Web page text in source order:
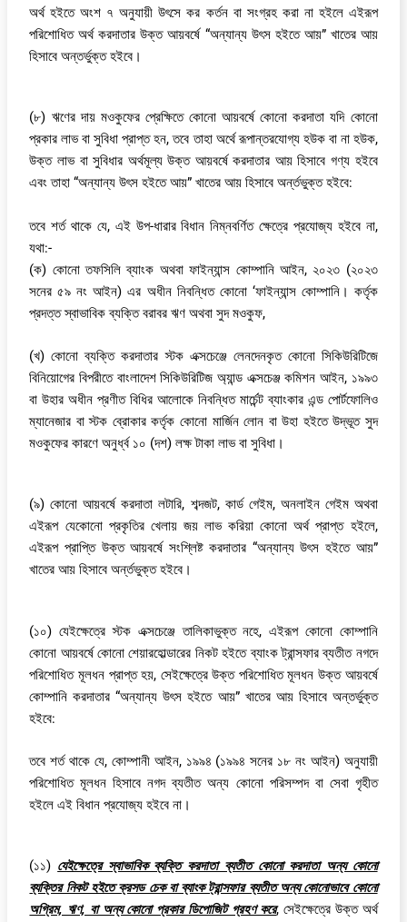
অর্থ হইতে অংশ ৭ অনুযায়ী উৎসে কর কর্তন বা সংগ্রহ করা না হইলে এইরূপ
পরিশোধিত অর্থ করদাতার উক্ত আয়বর্ষে “অন্যান্য উৎস হইতে আয়” খাতের আয়
হিসাবে অন্তর্ভুক্ত হইবে।
(৮) ঋণের দায় মওকুফের প্রেক্ষিতে কোনো আয়বর্ষে কোনো করদাতা যদি কোনো
প্রকার লাভ বা সুবিধা প্রাপ্ত হন, তবে তাহা অর্থে রূপান্তরযোগ্য হউক বা না হউক,
উক্ত লাভ বা সুবিধার অর্থমূল্য উক্ত আয়বর্ষে করদাতার আয় হিসাবে গণ্য হইবে
এবং তাহা “অন্যান্য উৎস হইতে আয়” খাতের আয় হিসাবে অর্ন্তভুক্ত হইবে:
তবে শর্ত থাকে যে, এই উপ-ধারার বিধান নিম্নবর্ণিত ক্ষেত্রে প্রযোজ্য হইবে না,
যথা:-
(ক) কোনো তফসিলি ব্যাংক অথবা ফাইন্যান্স কোম্পানি আইন, ২০২৩ (২০২৩
সনের ৫৯ নং আইন) এর অধীন নিবন্ধিত কোনো ‘ফাইন্যান্স কোম্পানি। কর্তৃক
প্রদত্ত স্বাভাবিক ব্যক্তি বরাবর ঋণ অথবা সুদ মওকুফ,
(খ) কোনো ব্যক্তি করদাতার স্টক এক্সচেঞ্জে লেনদেনকৃত কোনো সিকিউরিটিজে
বিনিয়োগের বিপরীতে বাংলাদেশ সিকিউরিটিজ অ্যান্ড এক্সচেঞ্জ কমিশন আইন, ১৯৯৩
বা উহার অধীন প্রণীত বিধির আলোকে নিবন্ধিত মার্চেন্ট ব্যাংকার এন্ড পোর্টফোলিও
ম্যানেজার বা স্টক ব্রোকার কর্তৃক কোনো মার্জিন লোন বা উহা হইতে উদ্ভূত সুদ
মওকুফের কারণে অনুর্ধ্ব ১০ (দশ) লক্ষ টাকা লাভ বা সুবিধা।
(৯) কোনো আয়বর্ষে করদাতা লটারি, শব্দজট, কার্ড গেইম, অনলাইন গেইম অথবা
এইরূপ যেকোনো প্রকৃতির খেলায় জয় লাভ করিয়া কোনো অর্থ প্রাপ্ত হইলে,
এইরূপ প্রাপ্তি উক্ত আয়বর্ষে সংশ্লিষ্ট করদাতার “অন্যান্য উৎস হইতে আয়”
খাতের আয় হিসাবে অর্ন্তভুক্ত হইবে।
(১০) যেইক্ষেত্রে স্টক এক্সচেঞ্জে তালিকাভুক্ত নহে, এইরূপ কোনো কোম্পানি
কোনো আয়বর্ষে কোনো শেয়ারহোল্ডারের নিকট হইতে ব্যাংক ট্রান্সফার ব্যতীত নগদে
পরিশোধিত মূলধন প্রাপ্ত হয়, সেইক্ষেত্রে উক্ত পরিশোধিত মূলধন উক্ত আয়বর্ষে
কোম্পানি করদাতার “অন্যান্য উৎস হইতে আয়” খাতের আয় হিসাবে অন্তর্ভুক্ত
হইবে:
তবে শর্ত থাকে যে, কোম্পানী আইন, ১৯৯৪ (১৯৯৪ সনের ১৮ নং আইন) অনুযায়ী
পরিশোধিত মূলধন হিসাবে নগদ ব্যতীত অন্য কোনো পরিসম্পদ বা সেবা গৃহীত
হইলে এই বিধান প্রযোজ্য হইবে না।
(১১) যেইক্ষেত্রে স্বাভাবিক ব্যক্তি করদাতা ব্যতীত কোনো করদাতা অন্য কোনো
ব্যক্তির নিকট হইতে ক্রসড চেক বা ব্যাংক ট্রান্সফার ব্যতীত অন্য কোনোভাবে কোনো
অগ্রিম, ঋণ, বা অন্য কোনো প্রকার ডিপোজিট গ্রহণ করে, সেইক্ষেত্রে উক্ত অর্থ